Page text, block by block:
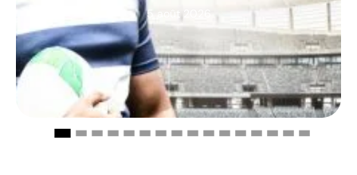
5 août 2026